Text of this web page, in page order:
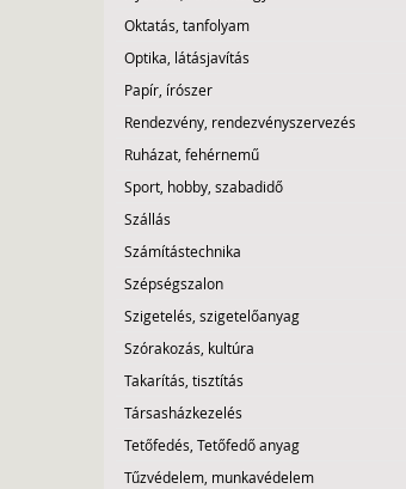
Oktatás, tanfolyam
Optika, látásjavítás
Papír, írószer
Rendezvény, rendezvényszervezés
Ruházat, fehérnemű
Sport, hobby, szabadidő
Szállás
Számítástechnika
Szépségszalon
Szigetelés, szigetelőanyag
Szórakozás, kultúra
Takarítás, tisztítás
Társasházkezelés
Tetőfedés, Tetőfedő anyag
Tűzvédelem, munkavédelem